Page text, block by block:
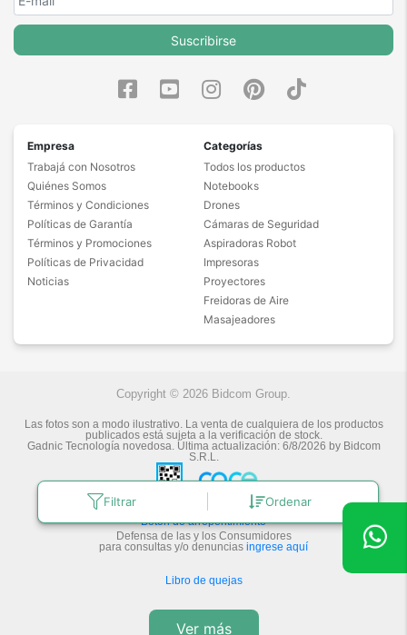
Filtrar Ordenar
Suscribirse
Empresa
Trabajá con Nosotros
Quiénes Somos
Términos y Condiciones
Políticas de Garantía
Términos y Promociones
Políticas de Privacidad
Noticias
Categorías
Todos los productos
Notebooks
Drones
Cámaras de Seguridad
Aspiradoras Robot
Impresoras
Proyectores
Freidoras de Aire
Masajeadores
Copyright © 2026 Bidcom Group.
Las fotos son a modo ilustrativo. La venta de cualquiera de los productos
publicados está sujeta a la verificación de stock.
Gadnic Tecnología novedosa. Última actualización: 6/8/2026 by Bidcom
S.R.L.
Botón de arrepentimiento
Defensa de las y los Consumidores
para consultas y/o denuncias ingrese aquí
Libro de quejas
Ver más